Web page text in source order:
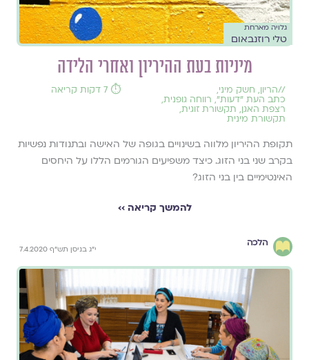
גלויה מארחת
טלי רוזנבאום
מיניות בעת ההיריון ואחרי הלידה
//הריון, חשק מיני,
כתב העת ״דעות״, רווחה גופנית,
רצפת האגן, תקשורת זוגית,
תקשורת מינית
⏱️ 7 דקות קריאה
תקופת ההיריון מלווה בשינויים בגופה של האישה ובתנודות נפשיות
בקרב שני בני הזוג. כיצד משפיעים הגורמים הללו על היחסים
האינטימיים בין בני הזוג?
להמשך קריאה ››
הלכה
י"ג בניסן תש"ף 7.4.2020